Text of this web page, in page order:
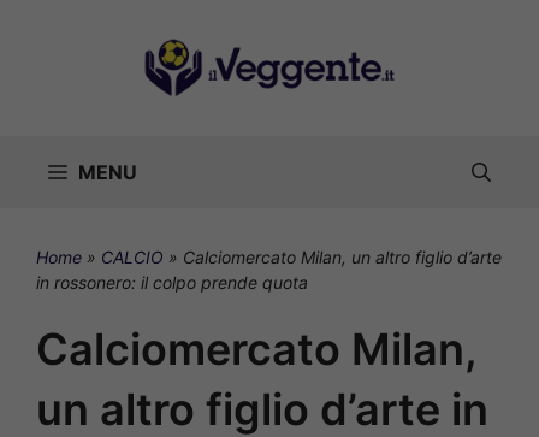
MENU
Home » CALCIO » Calciomercato Milan, un altro figlio d’arte
in rossonero: il colpo prende quota
Calciomercato Milan,
un altro figlio d’arte in